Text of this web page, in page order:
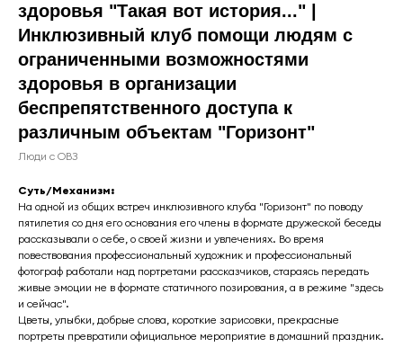
здоровья "Такая вот история..." |
Инклюзивный клуб помощи людям с
ограниченными возможностями
здоровья в организации
беспрепятственного доступа к
различным объектам "Горизонт"
Люди с ОВЗ
Суть/Механизм:
На одной из общих встреч инклюзивного клуба "Горизонт" по поводу
пятилетия со дня его основания его члены в формате дружеской беседы
рассказывали о себе, о своей жизни и увлечениях. Во время
повествования профессиональный художник и профессиональный
фотограф работали над портретами рассказчиков, стараясь передать
живые эмоции не в формате статичного позирования, а в режиме "здесь
и сейчас".
Цветы, улыбки, добрые слова, короткие зарисовки, прекрасные
портреты превратили официальное мероприятие в домашний праздник.